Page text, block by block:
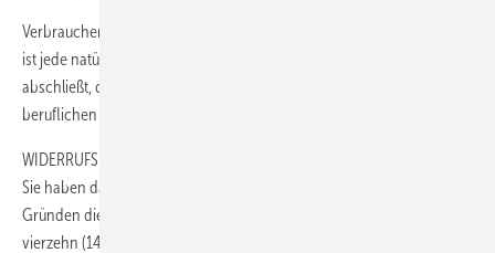
Verbrauchern steht ein gesetzliches Widerrufsrecht zu. Verbraucher
ist jede natürliche Person, die ein Rechtsgeschäft zu einem Zwecke
abschließt, der weder ihrer gewerblichen noch ihrer selbständigen
beruflichen Tätigkeit zugerechnet werden kann (§ 13 BGB).
WIDERRUFSBELEHRUNG4.1. Widerrufsrecht
Sie haben das Recht, binnen vierzehn (14) Tagen ohne Angabe von
Gründen diesen Vertrag zu widerrufen. Die Widerrufsfrist beträgt
vierzehn (14) Tage ab dem Tag, an dem Sie oder ein von Ihnen